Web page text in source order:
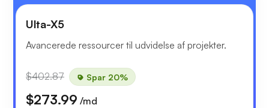
Ulta-X5
Avancerede ressourcer til udvidelse af projekter.
$402.87 Spar 20%
$273.99 /md